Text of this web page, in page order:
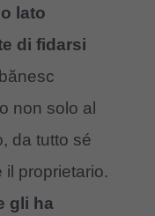
lato
di fidarsi
non solo al
da tutto sé
proprietario.
gli ha